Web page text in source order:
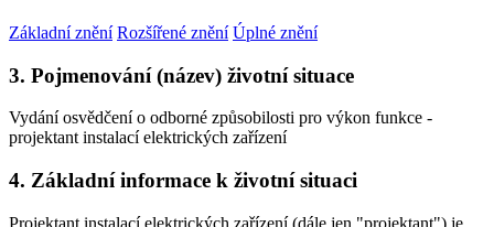
Základní znění Rozšířené znění Úplné znění
3. Pojmenování (název) životní situace
Vydání osvědčení o odborné způsobilosti pro výkon funkce -
projektant instalací elektrických zařízení
4. Základní informace k životní situaci
Projektant instalací elektrických zařízení (dále jen "projektant") je